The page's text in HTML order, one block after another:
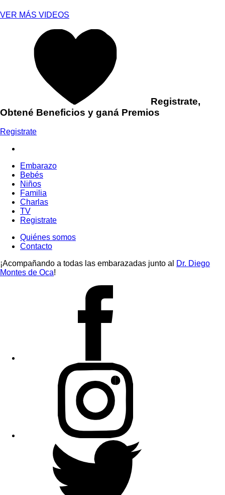
VER MÁS VIDEOS
Registrate,
Obtené Beneficios y ganá Premios
Registrate
Embarazo
Bebés
Niños
Familia
Charlas
TV
Registrate
Quiénes somos
Contacto
¡Acompañando a todas las embarazadas junto al Dr. Diego
Montes de Oca!